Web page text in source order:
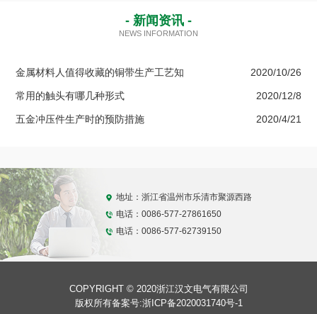
- 新闻资讯 -
NEWS INFORMATION
金属材料人值得收藏的铜带生产工艺知 2020/10/26
常用的触头有哪几种形式 2020/12/8
五金冲压件生产时的预防措施 2020/4/21
地址：浙江省温州市乐清市聚源西路
电话：0086-577-27861650
电话：0086-577-62739150
COPYRIGHT © 2020浙江汉文电气有限公司
版权所有备案号:浙ICP备2020031740号-1